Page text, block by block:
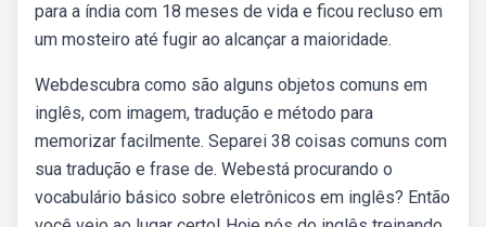
para a índia com 18 meses de vida e ficou recluso em
um mosteiro até fugir ao alcançar a maioridade.
Webdescubra como são alguns objetos comuns em
inglês, com imagem, tradução e método para
memorizar facilmente. Separei 38 coisas comuns com
sua tradução e frase de. Webestá procurando o
vocabulário básico sobre eletrônicos em inglês? Então